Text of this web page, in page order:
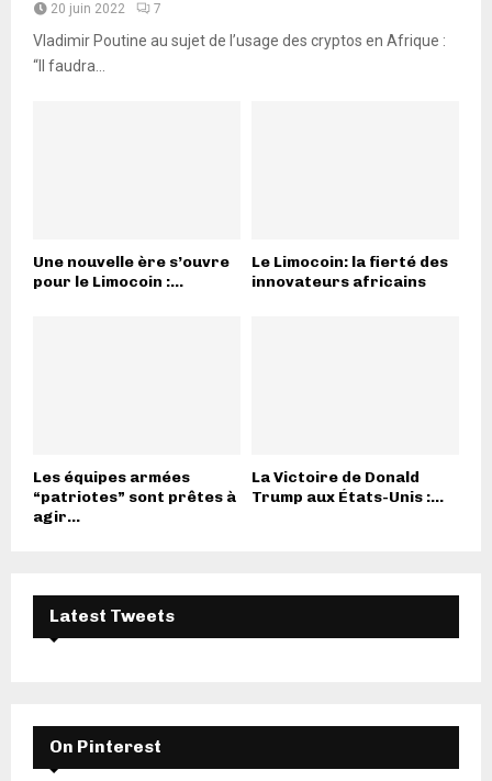
20 juin 2022 7
Vladimir Poutine au sujet de l’usage des cryptos en Afrique :
“Il faudra...
Une nouvelle ère s’ouvre
pour le Limocoin :...
Le Limocoin: la fierté des
innovateurs africains
Les équipes armées
“patriotes” sont prêtes à
agir...
La Victoire de Donald
Trump aux États-Unis :...
Latest Tweets
On Pinterest